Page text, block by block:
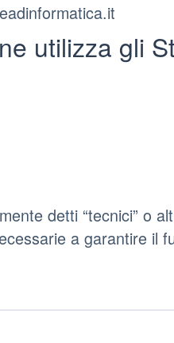
utilizza gli
detti “tecnici” o
a garantire il